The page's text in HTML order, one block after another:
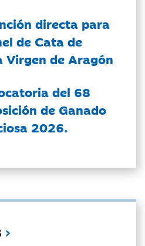
directa para
de Cata de
Virgen de Aragón
del 68
de Ganado
2026.